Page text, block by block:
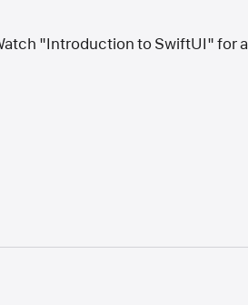
"Introduction to SwiftUI" for a